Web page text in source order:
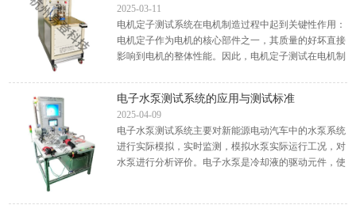
2025-03-11
电机定子测试系统在电机制造过程中起到关键性作用：
电机定子作为电机的核心部件之一，其质量的好坏直接
影响到电机的整体性能。因此，电机定子测试在电机制
电子水泵测试系统的应用与测试标准
2025-04-09
电子水泵测试系统主要对新能源电动汽车中的水泵系统
进行实际模拟，实时监测，模拟水泵实际运行工况，对
水泵进行分析评价。电子水泵是冷却液的驱动元件，使